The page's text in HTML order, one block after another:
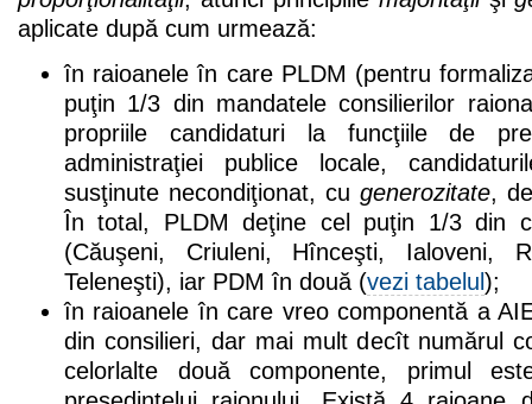
aplicate după cum urmează:
în raioanele în care PLDM (pentru
puţin 1/3 din mandatele consilierilor
propriile candidaturi la funcţiile de
administraţiei publice locale,
susţinute necondiţionat, cu generozitate,
În total, PLDM deţine cel puţin 1/3 din
(Căuşeni, Criuleni, Hînceşti, Ialoveni,
Teleneşti), iar PDM în două (vezi tabelul );
în raioanele în care vreo componentă a
din consilieri, dar mai mult decît numărul
celorlalte două componente, primul